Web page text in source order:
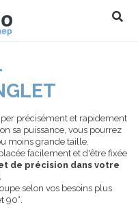
précisément et rapidement
sa puissance, vous pourrez
moins grande taille.
facilement et d'être fixée
de précision dans votre
selon vos besoins plus
90°.